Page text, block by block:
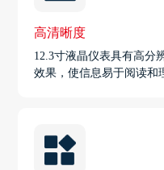
高清晰度
12.3寸液晶仪表具有高分
效果，使信息易于阅读和